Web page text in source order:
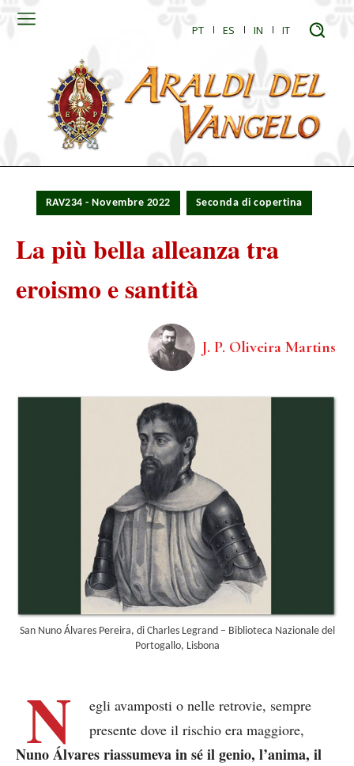
PT ES IN IT
RAV234 - Novembre 2022 Seconda di copertina
La più bella alleanza tra
eroismo e santità
J. P. Oliveira Martins
San Nuno Álvares Pereira, di Charles Legrand – Biblioteca Nazionale del
Portogallo, Lisbona
N
egli avamposti o nelle retrovie, sempre
presente dove il rischio era maggiore,
Nuno Álvares riassumeva in sé il genio, l’anima, il